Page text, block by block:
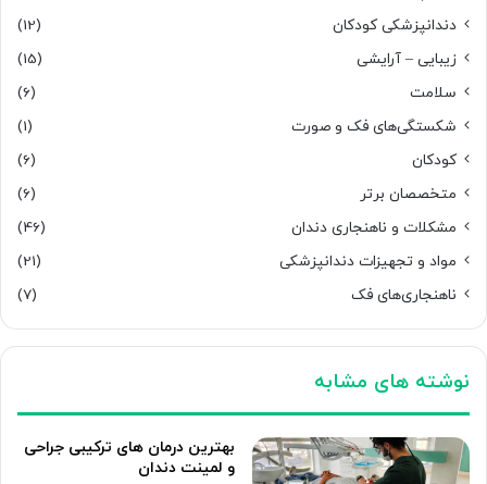
دندانپزشکی کودکان
(12)
زیبایی – آرایشی
(15)
سلامت
(6)
شکستگی‌های فک و صورت
(1)
کودکان
(6)
متخصصان برتر
(6)
مشکلات و ناهنجاری دندان
(46)
مواد و تجهیزات دندانپزشکی
(21)
ناهنجاری‌های فک
(7)
نوشته های مشابه
بهترین درمان های ترکیبی جراحی
و لمینت دندان